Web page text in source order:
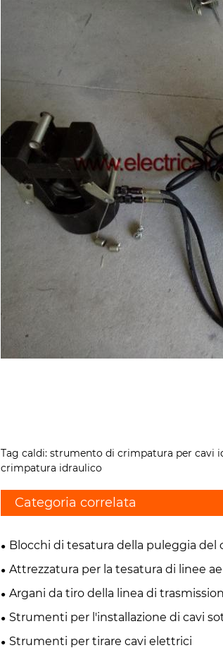
Tag caldi: strumento di crimpatura per
crimpatura idraulico
Categoria correlata
Blocchi di tesatura della puleggia del
Attrezzatura per la tesatura di linee
Argani da tiro della linea di
Strumenti per l'installazione di cavi
Strumenti per tirare cavi elettrici